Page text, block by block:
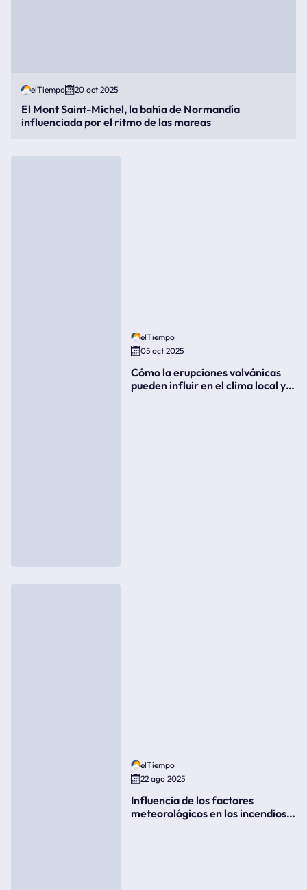
elTiempo 20 oct 2025
El Mont Saint-Michel, la bahía de Normandía
influenciada por el ritmo de las mareas
elTiempo
05 oct 2025
Cómo la erupciones volvánicas
pueden influir en el clima local y
elTiempo
22 ago 2025
Influencia de los factores
meteorológicos en los incendios